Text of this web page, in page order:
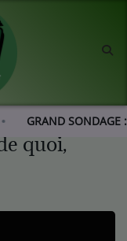
GRAND
quoi,